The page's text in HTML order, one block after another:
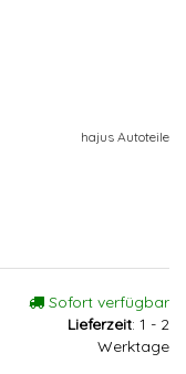
hajus Autoteile
Sofort verfügbar
Lieferzeit: 1 - 2
Werktage